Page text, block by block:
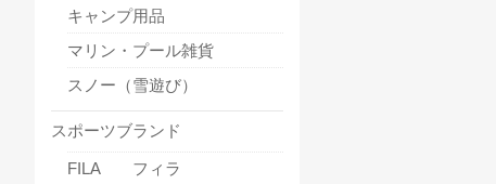
キャンプ用品
マリン・プール雑貨
スノー（雪遊び）
スポーツブランド
FILA フィラ